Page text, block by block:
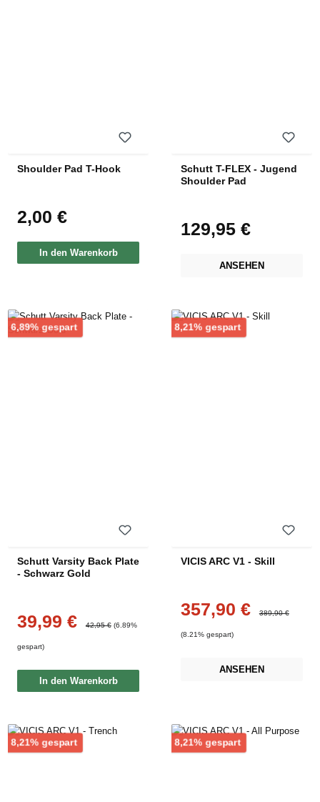
Shoulder Pad T-Hook
Regulärer Preis:
2,00 €
In den Warenkorb
Schutt T-FLEX - Jugend
Shoulder Pad
Regulärer Preis:
129,95 €
ANSEHEN
6,89% gespartRabatt
Schutt Varsity Back Plate
- Schwarz Gold
Verkaufspreis:
39,99 € Regulärer Preis:
42,95 € (6.89%
gespart)
In den Warenkorb
8,21% gespartRabatt
VICIS ARC V1 - Skill
Verkaufspreis:
357,90 € Regulärer Preis:
389,90 €
(8.21% gespart)
ANSEHEN
8,21% gespartRabatt 8,21% gespartRabatt